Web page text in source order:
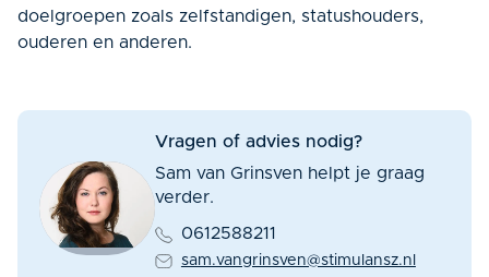
doelgroepen zoals zelfstandigen, statushouders,
ouderen en anderen.
Vragen of advies nodig?
Sam van Grinsven helpt je graag
verder.
0612588211
sam.vangrinsven@stimulansz.nl